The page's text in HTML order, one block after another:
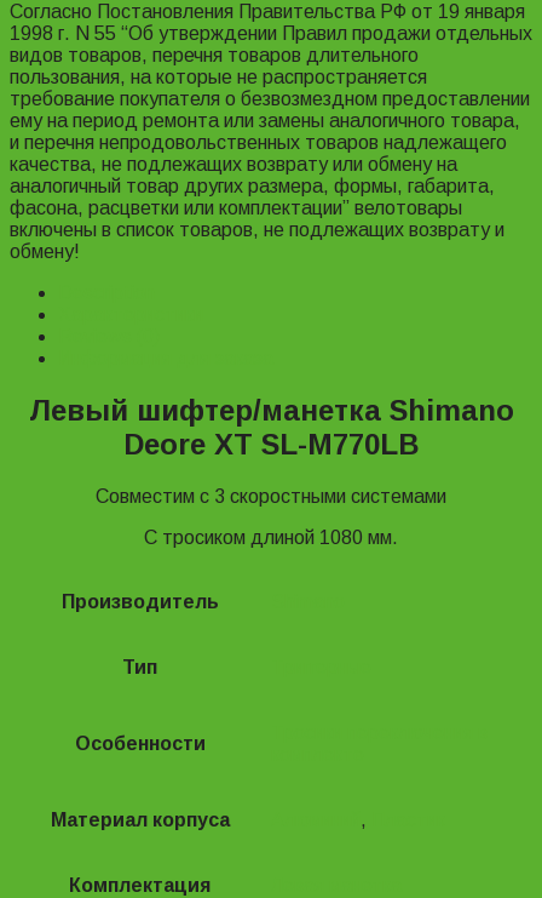
Согласно Постановления Правительства РФ от 19 января
1998 г. N 55 “Об утверждении Правил продажи отдельных
видов товаров, перечня товаров длительного
пользования, на которые не распространяется
требование покупателя о безвозмездном предоставлении
ему на период ремонта или замены аналогичного товара,
и перечня непродовольственных товаров надлежащего
качества, не подлежащих возврату или обмену на
аналогичный товар других размера, формы, габарита,
фасона, расцветки или комплектации” велотовары
включены в список товаров, не подлежащих возврату и
обмену!
Левый шифтер/манетка Shimano
Deore XT SL-M770LB
Совместим с 3 скоростными системами
С тросиком длиной 1080 мм.
Производитель
Тип
Особенности
Материал корпуса ,
Комплектация